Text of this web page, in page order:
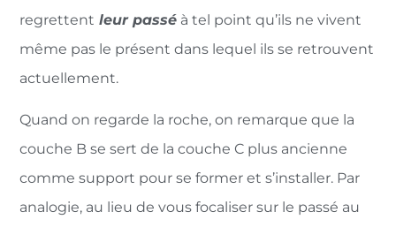
regrettent leur passé à tel point qu’ils ne vivent
même pas le présent dans lequel ils se retrouvent
actuellement.
Quand on regarde la roche, on remarque que la
couche B se sert de la couche C plus ancienne
comme support pour se former et s’installer. Par
analogie, au lieu de vous focaliser sur le passé au